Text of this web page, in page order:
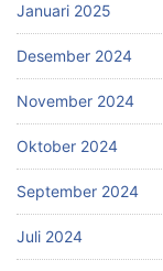
Januari 2025
Desember 2024
November 2024
Oktober 2024
September 2024
Juli 2024